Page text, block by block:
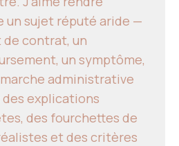
un sujet réputé aride —
de contrat, un
un symptôme,
administrative
des explications
des fourchettes de
et des critères